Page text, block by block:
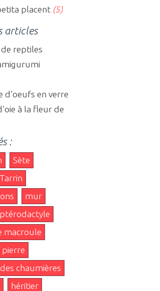
placent(5)
articles
reptiles
d'oeufs en verre
à la fleur de
:
Sète
mur
ptérodactyle
macroule
pierre
chaumières
héritier